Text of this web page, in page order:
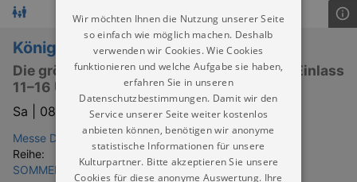
Königreich der Dinosaurier
Die größten beweglichen Dinos Europas (Einlass
11–16 Uhr)
Sa | 08.08.2026 | 11:00
Messe Dresden
Reihe:
SOMMERFERIEN IN DRESDEN & UMGEBUNG
Wir möchten Ihnen die Nutzung unserer Seite
so einfach wie möglich machen. Deshalb
verwenden wir Cookies. Wie Cookies
funktionieren und welche Aufgabe sie haben,
erfahren Sie in unseren
Datenschutzbestimmungen. Damit wir den
Service unserer Seite weiter kostenlos
anbieten können, benötigen wir anonyme
statistische Informationen für unsere
Kulturpartner. Bitte akzeptieren Sie unsere
Cookies für diese anonyme Auswertung. Ihre